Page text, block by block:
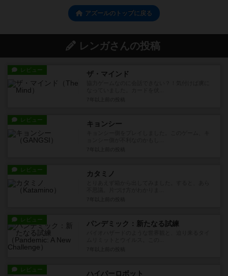
アズールのトップに戻る
レンガさんの投稿
レビュー ザ・マインド
レビュー キョンシー
レビュー カタミノ
レビュー パンデミック：新たなる試練
レビュー ハイパーロボット